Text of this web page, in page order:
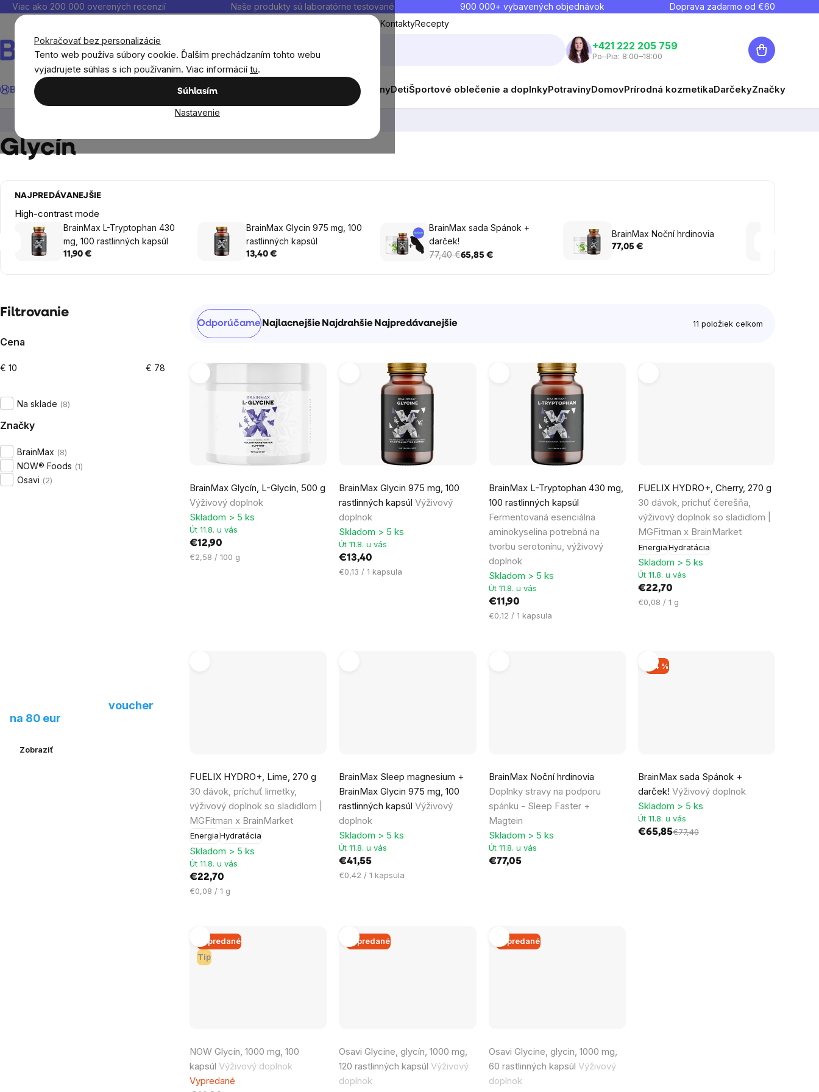
Pokračovať bez personalizácie
Tento web používa súbory cookie. Ďalším prechádzaním tohto webu
vyjadrujete súhlas s ich používaním. Viac informácií tu.
Súhlasím
Nastavenie
PrejsťViac ako 200 000 overených recenzií Naše produkty sú laboratórne testované 900 000+ vybavených objednávok Doprava zadarmo od €60
Doprava a platbaKontaktyRecepty
Hľadať
+421 222 205 759
Po–Pia: 8:00–18:00
Nákupný
košík
BrainMax® Výživové doplnky Muži ŽenyDetiŠportové oblečenie a doplnkyPotravinyDomovPrírodná kozmetikaDarčekyZnačky
Aminokyseliny
Glycín
NAJPREDÁVANEJŠIE
High-contrast mode
BrainMax L-Tryptophan 430
mg, 100 rastlinných kapsúl
11,90 €
BrainMax Glycin 975 mg, 100
rastlinných kapsúl
13,40 €
BrainMax sada Spánok +
darček!
77,40 €65,85 €
BrainMax Noční hrdinovia
77,05 €
Bočný
panel
Filtrovanie
Cena
€ 10 € 78
Na sklade 8
Značky
BrainMax 8
NOW® Foods 1
Osavi 2
voucher
na 80 eur
Zobraziť
Radenie
produktov
Odporúčame Najlacnejšie Najdrahšie Najpredávanejšie 11 položiek celkom
Výpis
produktov
BrainMax Glycín, L-Glycín, 500 g
Výživový doplnok
hodnotenie
produktu
je
4,5
z
Skladom > 5 ks
Út 11.8. u vás
€12,90
Jednotková
€2,58 / 100 g
BrainMax Glycin 975 mg, 100
rastlinných kapsúlVýživový
doplnok
hodnotenie
produktu
je
5,0
z
5
Skladom > 5 ks
Út 11.8. u vás
€13,40
Jednotková
€0,13 / 1 kapsula
BrainMax L-Tryptophan 430 mg,
100 rastlinných kapsúl
Fermentovaná esenciálna
aminokyselina potrebná na
tvorbu serotonínu, výživový
doplnok
hodnotenie
produktu
je
5,0
z
5
hviezdičiek.
Skladom > 5 ks
Út 11.8. u vás
€11,90
Jednotková
€0,12 / 1 kapsula
FUELIX HYDRO+, Cherry, 270 g
30 dávok, príchuť čerešňa,
výživový doplnok so sladidlom |
MGFitman x BrainMarket
EnergiaHydratácia
Skladom > 5 ks
Út 11.8. u vás
€22,70
Jednotková
€0,08 / 1 g
FUELIX HYDRO+, Lime, 270 g
30 dávok, príchuť limetky,
výživový doplnok so sladidlom |
MGFitman x BrainMarket
EnergiaHydratácia
Skladom > 5 ks
Út 11.8. u vás
€22,70
Jednotková
€0,08 / 1 g
BrainMax Sleep magnesium +
BrainMax Glycin 975 mg, 100
rastlinných kapsúlVýživový
doplnok
hodnotenie
produktu
je
5,0
z
5
hviezdičiek.
Skladom > 5 ks
Út 11.8. u vás
€41,55
Jednotková
€0,42 / 1 kapsula
BrainMax Noční hrdinovia
Doplnky stravy na podporu
spánku - Sleep Faster +
Magtein
Skladom > 5 ks
Út 11.8. u vás
€77,05
–14 %
BrainMax sada Spánok +
darček! Výživový doplnok
Skladom > 5 ks
Út 11.8. u vás
€65,85€77,40
Tip
Vypredané
NOW Glycín, 1000 mg, 100
kapsúl Výživový doplnok
Vypredané
Vypredané
Osavi Glycine, glycín, 1000 mg,
120 rastlinných kapsúlVýživový
doplnok
Vypredané
Osavi Glycine, glycin, 1000 mg,
60 rastlinných kapsúl Výživový
doplnok